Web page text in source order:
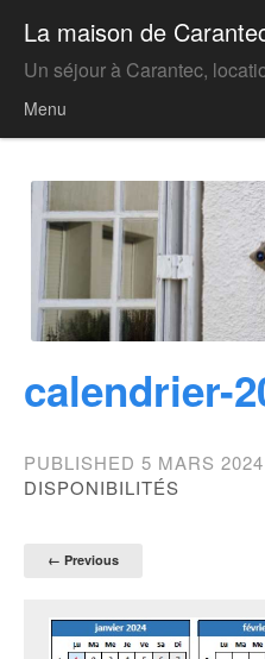
La maison de
Un séjour à Carantec,
Menu
calendrier-
PUBLISHED 5 MARS 2024
DISPONIBILITÉS
← Previous